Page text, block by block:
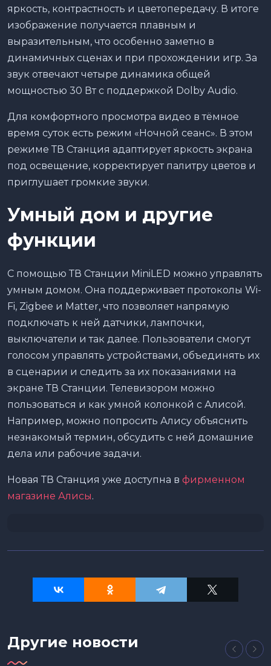
яркость, контрастность и цветопередачу. В итоге
изображение получается плавным и
выразительным, что особенно заметно в
динамичных сценах и при прохождении игр. За
звук отвечают четыре динамика общей
мощностью 30 Вт с поддержкой Dolby Audio.
Для комфортного просмотра видео в тёмное
время суток есть режим «Ночной сеанс». В этом
режиме ТВ Станция адаптирует яркость экрана
под освещение, корректирует палитру цветов и
приглушает громкие звуки.
Умный дом и другие
функции
С помощью ТВ Станции MiniLED можно управлять
умным домом. Она поддерживает протоколы Wi-
Fi, Zigbee и Matter, что позволяет напрямую
подключать к ней датчики, лампочки,
выключатели и так далее. Пользователи смогут
голосом управлять устройствами, объединять их
в сценарии и следить за их показаниями на
экране ТВ Станции. Телевизором можно
пользоваться и как умной колонкой с Алисой.
Например, можно попросить Алису объяснить
незнакомый термин, обсудить с ней домашние
дела или рабочие задачи.
Новая ТВ Станция уже доступна в фирменном
магазине Алисы.
Другие новости